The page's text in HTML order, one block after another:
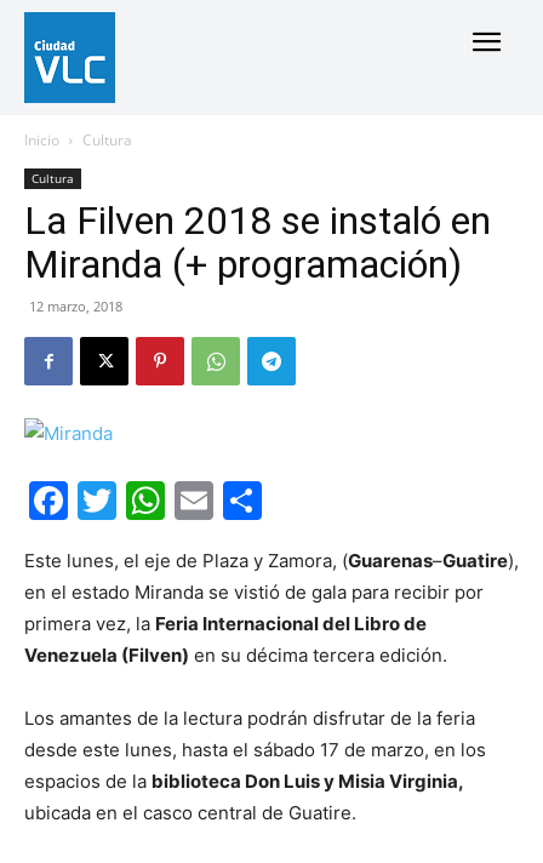
Inicio Cultura
Cultura
La Filven 2018 se instaló en
Miranda (+ programación)
12 marzo, 2018
Facebook
Twitter
WhatsApp
Email
Este lunes, el eje de Plaza y Zamora, (Guarenas–Guatire),
en el estado Miranda se vistió de gala para recibir por
primera vez, la Feria Internacional del Libro de
Venezuela (Filven) en su décima tercera edición.
Los amantes de la lectura podrán disfrutar de la feria
desde este lunes, hasta el sábado 17 de marzo, en los
espacios de la biblioteca Don Luis y Misia Virginia,
ubicada en el casco central de Guatire.